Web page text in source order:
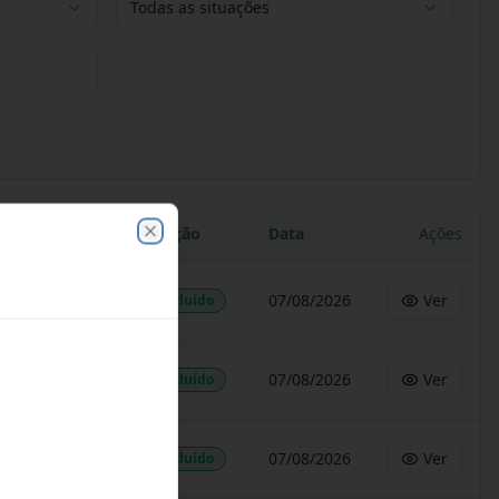
Todas as situações
Situação Data Ações
Concluído 07/08/2026 Ver
Concluído 07/08/2026 Ver
Concluído 07/08/2026 Ver
Close